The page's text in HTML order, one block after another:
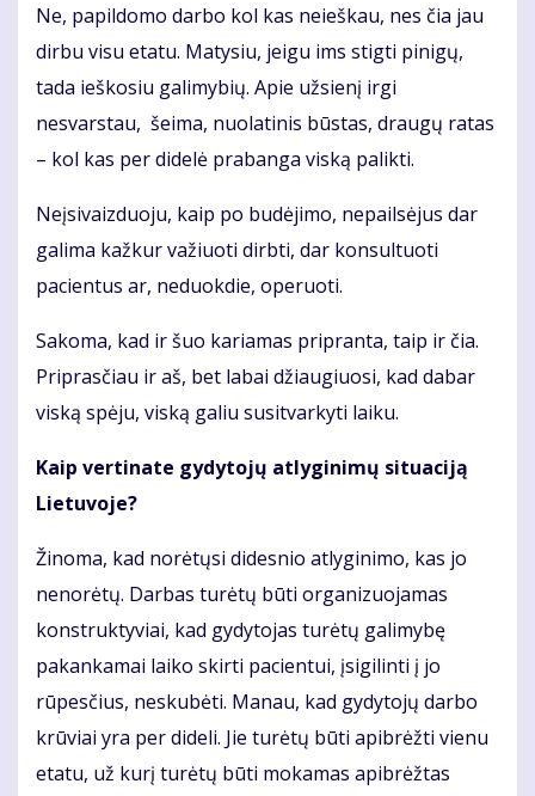
Ne, papildomo darbo kol kas neieškau, nes čia jau
dirbu visu etatu. Matysiu, jeigu ims stigti pinigų,
tada ieškosiu galimybių. Apie užsienį irgi
nesvarstau, šeima, nuolatinis būstas, draugų ratas
– kol kas per didelė prabanga viską palikti.
Neįsivaizduoju, kaip po budėjimo, nepailsėjus dar
galima kažkur važiuoti dirbti, dar konsultuoti
pacientus ar, neduokdie, operuoti.
Sakoma, kad ir šuo kariamas pripranta, taip ir čia.
Priprasčiau ir aš, bet labai džiaugiuosi, kad dabar
viską spėju, viską galiu susitvarkyti laiku.
Kaip vertinate gydytojų atlyginimų situaciją
Lietuvoje?
Žinoma, kad norėtųsi didesnio atlyginimo, kas jo
nenorėtų. Darbas turėtų būti organizuojamas
konstruktyviai, kad gydytojas turėtų galimybę
pakankamai laiko skirti pacientui, įsigilinti į jo
rūpesčius, neskubėti. Manau, kad gydytojų darbo
krūviai yra per dideli. Jie turėtų būti apibrėžti vienu
etatu, už kurį turėtų būti mokamas apibrėžtas